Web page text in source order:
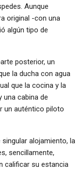
Aunque
original -con una
algún tipo de
posterior, un
la ducha con agua
que la cocina y la
una cabina de
un auténtico piloto
alojamiento, la
sencillamente,
calificar su estancia